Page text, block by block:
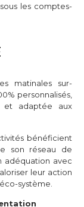
les comptes-
matinales sur-
personnalisés,
et adaptée aux
bénéficient
son réseau de
adéquation avec
leur action
système.